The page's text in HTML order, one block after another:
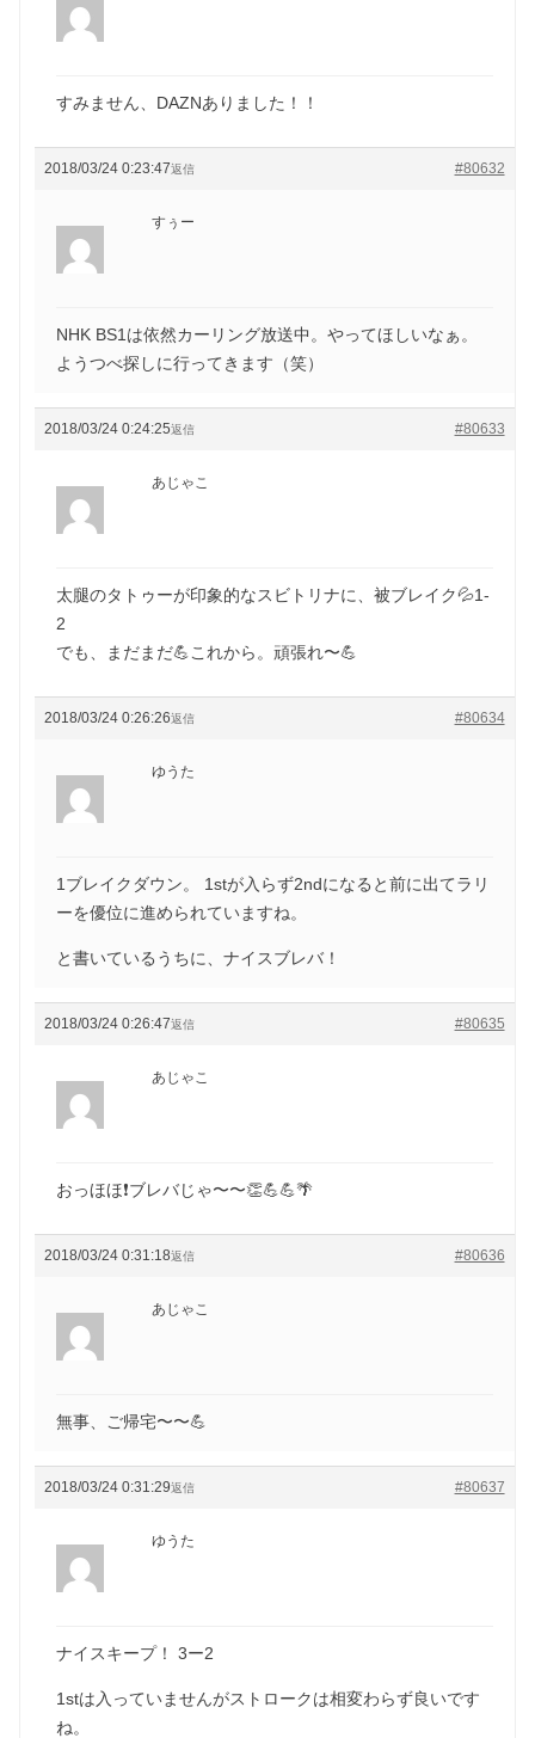
すみません、DAZNありました！！
2018/03/24 0:23:47 #80632
返信
すぅー
NHK BS1は依然カーリング放送中。やってほしいなぁ。
ようつべ探しに行ってきます（笑）
2018/03/24 0:24:25 #80633
返信
あじゃこ
太腿のタトゥーが印象的なスビトリナに、被ブレイク💦1-
2
でも、まだまだ💪これから。頑張れ〜💪
2018/03/24 0:26:26 #80634
返信
ゆうた
1ブレイクダウン。 1stが入らず2ndになると前に出てラリ
ーを優位に進められていますね。
と書いているうちに、ナイスブレバ！
2018/03/24 0:26:47 #80635
返信
あじゃこ
おっほほ❗️ブレバじゃ〜〜👏💪💪🌴
2018/03/24 0:31:18 #80636
返信
あじゃこ
無事、ご帰宅〜〜💪
2018/03/24 0:31:29 #80637
返信
ゆうた
ナイスキープ！ 3ー2
1stは入っていませんがストロークは相変わらず良いです
ね。